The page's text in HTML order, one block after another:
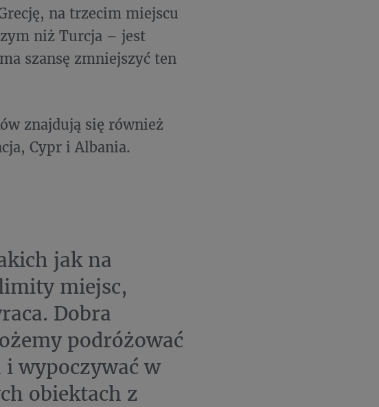
na trzecim miejscu
niż Turcja – jest
szansę zmniejszyć ten
znajdują się również
Cypr i Albania.
jak na
miejsc,
Dobra
podróżować
wypoczywać w
obiektach z